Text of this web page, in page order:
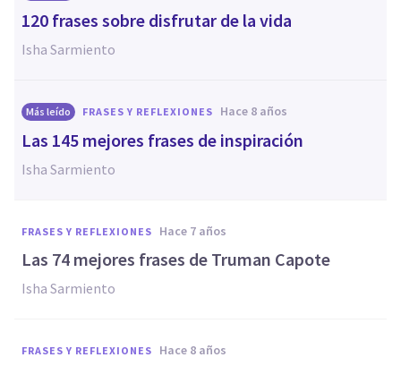
120 frases sobre disfrutar de la vida
Isha Sarmiento
Más leído FRASES Y REFLEXIONES hace 8 años
Las 145 mejores frases de inspiración
Isha Sarmiento
FRASES Y REFLEXIONES hace 7 años
Las 74 mejores frases de Truman Capote
Isha Sarmiento
FRASES Y REFLEXIONES hace 8 años